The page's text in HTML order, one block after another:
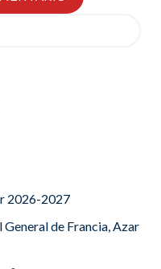
2026-2027
General de Francia, Azar